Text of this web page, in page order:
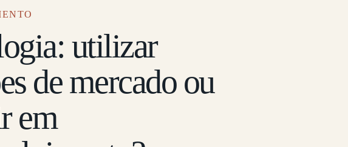
utilizar
de mercado ou
em